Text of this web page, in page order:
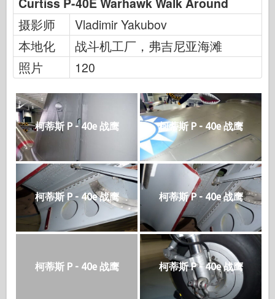
摄影师
Vladimir Yakubov
本地化
战斗机工厂，弗吉尼亚海滩
照片
120
柯蒂斯 P - 40e 战鹰 柯蒂斯 P - 40e 战鹰
柯蒂斯 P - 40e 战鹰 柯蒂斯 P - 40e 战鹰
柯蒂斯 P - 40e 战鹰 柯蒂斯 P - 40e 战鹰